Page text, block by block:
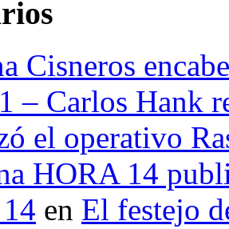
Cisneros
– Carlos Hank
el operativo
HORA 14
en El festejo